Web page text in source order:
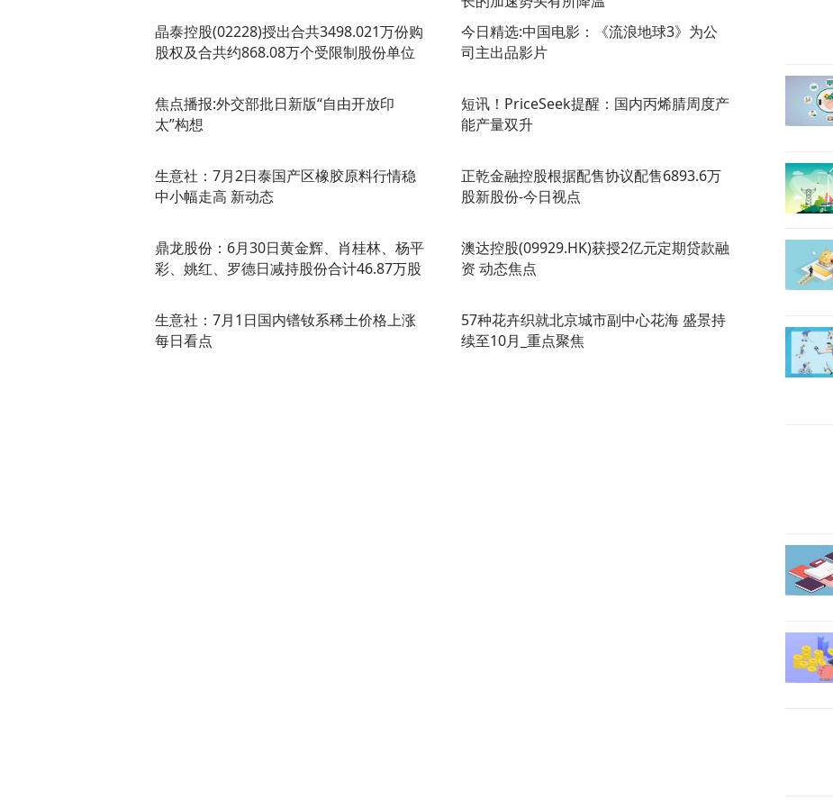
晶泰控股(02228)授出合共3498.021万份购
股权及合共约868.08万个受限制股份单位
今日精选:中国电影：《流浪地球3》为公
司主出品影片
焦点播报:外交部批日新版“自由开放印
太”构想
短讯！PriceSeek提醒：国内丙烯腈周度产
能产量双升
生意社：7月2日泰国产区橡胶原料行情稳
中小幅走高 新动态
正乾金融控股根据配售协议配售6893.6万
股新股份-今日视点
鼎龙股份：6月30日黄金辉、肖桂林、杨平
彩、姚红、罗德日减持股份合计46.87万股
澳达控股(09929.HK)获授2亿元定期贷款融
资 动态焦点
生意社：7月1日国内镨钕系稀土价格上涨
每日看点
57种花卉织就北京城市副中心花海 盛景持
续至10月_重点聚焦